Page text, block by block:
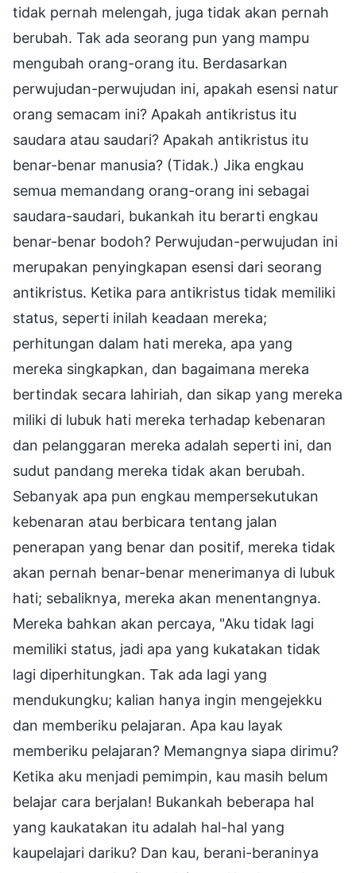
tidak pernah melengah, juga tidak akan pernah
berubah. Tak ada seorang pun yang mampu
mengubah orang-orang itu. Berdasarkan
perwujudan-perwujudan ini, apakah esensi natur
orang semacam ini? Apakah antikristus itu
saudara atau saudari? Apakah antikristus itu
benar-benar manusia? (Tidak.) Jika engkau
semua memandang orang-orang ini sebagai
saudara-saudari, bukankah itu berarti engkau
benar-benar bodoh? Perwujudan-perwujudan ini
merupakan penyingkapan esensi dari seorang
antikristus. Ketika para antikristus tidak memiliki
status, seperti inilah keadaan mereka;
perhitungan dalam hati mereka, apa yang
mereka singkapkan, dan bagaimana mereka
bertindak secara lahiriah, dan sikap yang mereka
miliki di lubuk hati mereka terhadap kebenaran
dan pelanggaran mereka adalah seperti ini, dan
sudut pandang mereka tidak akan berubah.
Sebanyak apa pun engkau mempersekutukan
kebenaran atau berbicara tentang jalan
penerapan yang benar dan positif, mereka tidak
akan pernah benar-benar menerimanya di lubuk
hati; sebaliknya, mereka akan menentangnya.
Mereka bahkan akan percaya, "Aku tidak lagi
memiliki status, jadi apa yang kukatakan tidak
lagi diperhitungkan. Tak ada lagi yang
mendukungku; kalian hanya ingin mengejekku
dan memberiku pelajaran. Apa kau layak
memberiku pelajaran? Memangnya siapa dirimu?
Ketika aku menjadi pemimpin, kau masih belum
belajar cara berjalan! Bukankah beberapa hal
yang kaukatakan itu adalah hal-hal yang
kaupelajari dariku? Dan kau, berani-beraninya